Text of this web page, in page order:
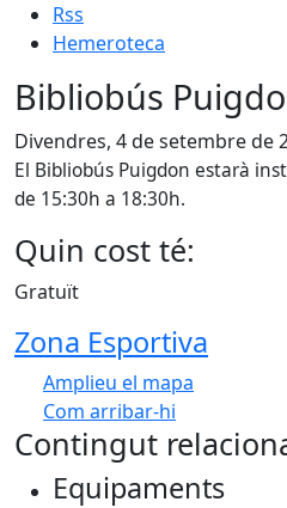
Rss
Hemeroteca
Bibliobús
Divendres, 4 de setembre de
El Bibliobús Puigdon estarà
de 15:30h a 18:30h.
Quin cost té:
Gratuït
Zona Esportiva
Amplieu el mapa
Com arribar-hi
+
Contingut
Equipaments